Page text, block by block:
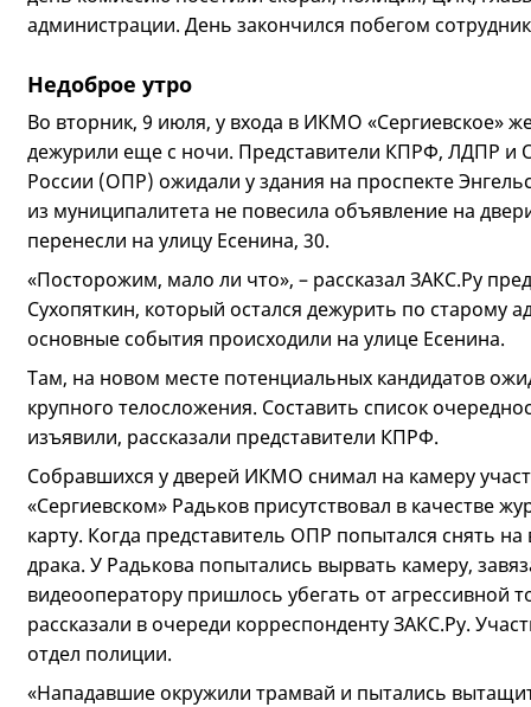
администрации. День закончился побегом
Недоброе утро
Во вторник, 9 июля, у входа в ИКМО «Сергиевское»
дежурили еще с ночи. Представители КПРФ, ЛДПР и
России (ОПР) ожидали у здания на проспекте
из муниципалитета не повесила объявление на
перенесли на улицу Есенина, 30.
«Посторожим, мало ли что», – рассказал ЗАКС.Ру
Сухопяткин, который остался дежурить по старому
основные события происходили на улице Есенина.
Там, на новом месте потенциальных кандидатов
крупного телосложения. Составить список
изъявили, рассказали представители КПРФ.
Собравшихся у дверей ИКМО снимал на камеру
«Сергиевском» Радьков присутствовал в качестве
карту. Когда представитель ОПР попытался снять
драка. У Радькова попытались вырвать камеру,
видеооператору пришлось убегать от агрессивной
рассказали в очереди корреспонденту ЗАКС.Ру.
отдел полиции.
«Нападавшие окружили трамвай и пытались